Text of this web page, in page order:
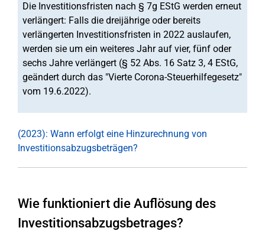
Die Investitionsfristen nach § 7g EStG werden erneut
verlängert: Falls die dreijährige oder bereits
verlängerten Investitionsfristen in 2022 auslaufen,
werden sie um ein weiteres Jahr auf vier, fünf oder
sechs Jahre verlängert (§ 52 Abs. 16 Satz 3, 4 EStG,
geändert durch das "Vierte Corona-Steuerhilfegesetz"
vom 19.6.2022).
(2023): Wann erfolgt eine Hinzurechnung von
Investitionsabzugsbeträgen?
Wie funktioniert die Auflösung des
Investitionsabzugsbetrages?